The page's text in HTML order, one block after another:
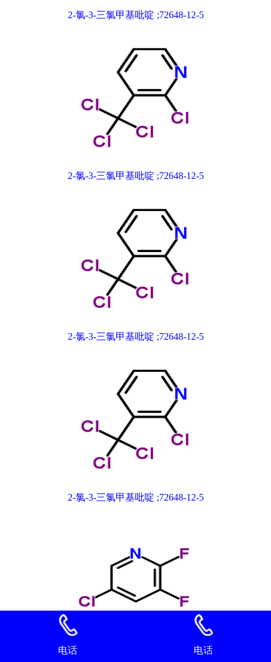
2-氯-3-三氯甲基吡啶 ;72648-12-5
2-氯-3-三氯甲基吡啶 ;72648-12-5
2-氯-3-三氯甲基吡啶 ;72648-12-5
2-氯-3-三氯甲基吡啶 ;72648-12-5
2,3-二氟-5-氯吡啶 89402-43-7
电话 电话